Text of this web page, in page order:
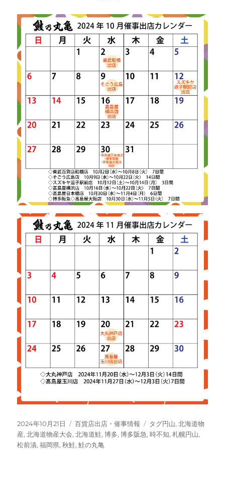
投
稿
日:
2024年10月21日
カ
テ
ゴ
百貨店出店・催事情報
タ
グ
タグ円山,北海道物
産,北海道物産大会,北海道鮭,博多,博多阪急,時不知,札幌円山,
松前漬,福岡県,秋鮭,鮭の丸亀